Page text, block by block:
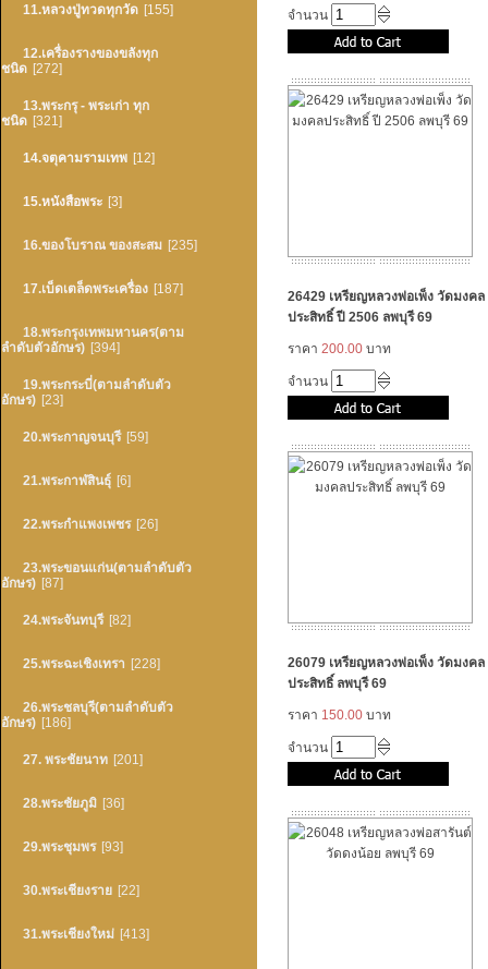
11.หลวงปู่ทวดทุกวัด [155]
12.เครื่องรางของขลังทุก
ชนิด [272]
13.พระกรุ - พระเก่า ทุก
ชนิด [321]
14.จตุคามรามเทพ [12]
15.หนังสือพระ [3]
16.ของโบราณ ของสะสม [235]
17.เบ็ดเตล็ดพระเครื่อง [187]
18.พระกรุงเทพมหานคร(ตาม
ลำดับตัวอักษร) [394]
19.พระกระบี่(ตามลำดับตัว
อักษร) [23]
20.พระกาญจนบุรี [59]
21.พระกาฬสินธุ์ [6]
22.พระกำแพงเพชร [26]
23.พระขอนแก่น(ตามลำดับตัว
อักษร) [87]
24.พระจันทบุรี [82]
25.พระฉะเชิงเทรา [228]
26.พระชลบุรี(ตามลำดับตัว
อักษร) [186]
27. พระชัยนาท [201]
28.พระชัยภูมิ [36]
29.พระชุมพร [93]
30.พระเชียงราย [22]
31.พระเชียงใหม่ [413]
จำนวน
26429 เหรียญหลวงพ่อเพ็ง วัดมงคล
ประสิทธิ์ ปี 2506 ลพบุรี 69
ราคา 200.00 บาท
จำนวน
26079 เหรียญหลวงพ่อเพ็ง วัดมงคล
ประสิทธิ์ ลพบุรี 69
ราคา 150.00 บาท
จำนวน